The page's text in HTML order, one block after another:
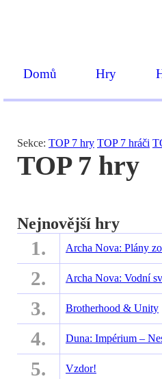
Domů Hry
Sekce: TOP 7 hry TOP 7 hráči
TOP 7 hry
Nejnovější hry
1. Archa Nova: Plány
2. Archa Nova: Vodní
3. Brotherhood & Unity
4. Duna: Impérium –
5. Vzdor!